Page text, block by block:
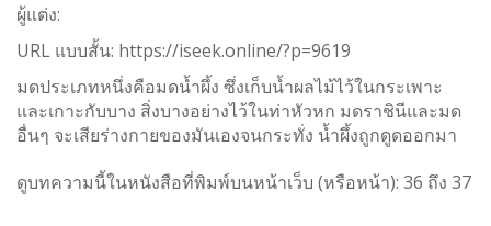
ผู้แต่ง:
URL แบบสั้น: https://iseek.online/?p=9619
มดประเภทหนึ่งคือมดน้ำผึ้ง ซึ่งเก็บน้ำผลไม้ไว้ในกระเพาะ
และเกาะกับบาง สิ่งบางอย่างไว้ในท่าหัวหก มดราชินีและมด
อื่นๆ จะเสียร่างกายของมันเองจนกระทั่ง น้ำผึ้งถูกดูดออกมา
ดูบทความนี้ในหนังสือที่พิมพ์บนหน้าเว็บ (หรือหน้า): 36 ถึง 37